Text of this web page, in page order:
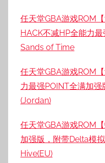
任天堂GBA游戏ROM
HACK不减HP全能力
Sands of Time
任天堂GBA游戏ROM
力最强POINT全满加
(Jordan)
任天堂GBA游戏ROM
加强版，附带Delta模
Hive(EU)